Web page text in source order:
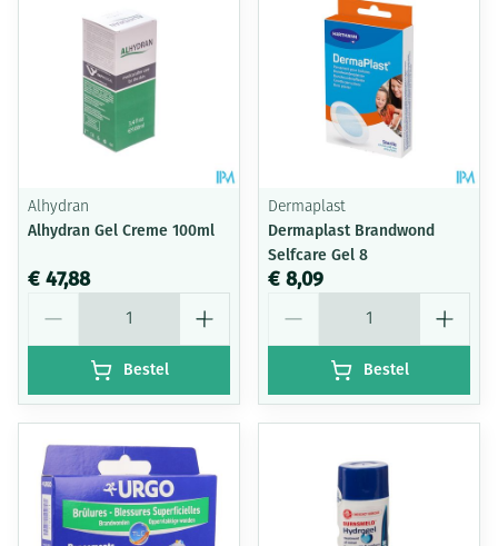
Alhydran
Alhydran Gel Creme 100ml
€ 47,88
Bestel
Dermaplast
Dermaplast Brandwond
Selfcare Gel 8
€ 8,09
Bestel